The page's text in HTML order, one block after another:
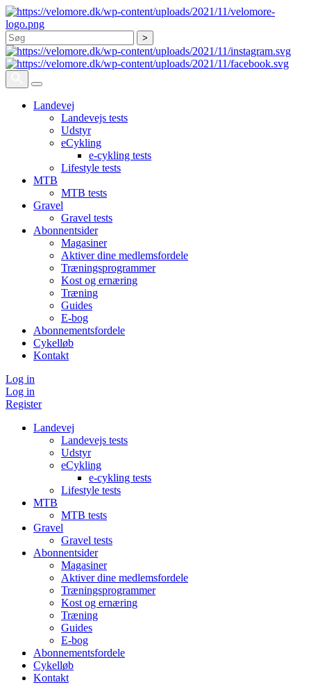
Søg
Landevej
Landevejs tests
Udstyr
eCykling
e-cykling tests
Lifestyle tests
MTB
MTB tests
Gravel
Gravel tests
Abonnentsider
Magasiner
Aktiver dine medlemsfordele
Træningsprogrammer
Kost og ernæring
Træning
Guides
E-bog
Abonnementsfordele
Cykelløb
Kontakt
Log in
Log in
Register
Landevej
Landevejs tests
Udstyr
eCykling
e-cykling tests
Lifestyle tests
MTB
MTB tests
Gravel
Gravel tests
Abonnentsider
Magasiner
Aktiver dine medlemsfordele
Træningsprogrammer
Kost og ernæring
Træning
Guides
E-bog
Abonnementsfordele
Cykelløb
Kontakt